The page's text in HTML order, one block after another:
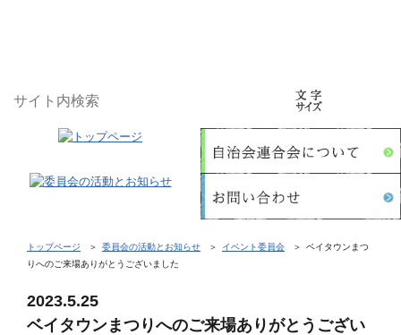
トップページ 委員会の活動とお知らせ イベント委員会
ベイタウンまつ
りへのご来場ありがとうございました
2023.5.25
ベイタウンまつりへのご来場ありがとうござい